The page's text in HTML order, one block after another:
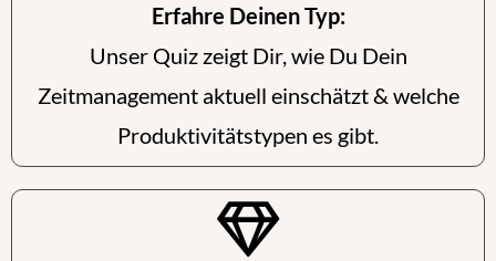
Erfahre Deinen Typ:
Unser Quiz zeigt Dir, wie Du Dein
Zeitmanagement aktuell einschätzt & welche
Produktivitätstypen es gibt.